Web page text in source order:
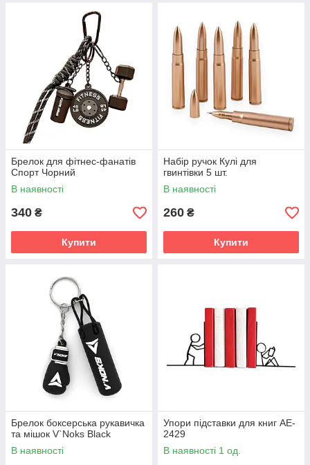
Брелок для фітнес-фанатів
Спорт Чорний
В наявності
340 ₴
Купити
Набір ручок Кулі для
гвинтівки 5 шт.
В наявності
260 ₴
Купити
Брелок боксерська рукавичка
та мішок V`Noks Black
В наявності
Упори підставки для книг AE-
2429
В наявності 1 од.